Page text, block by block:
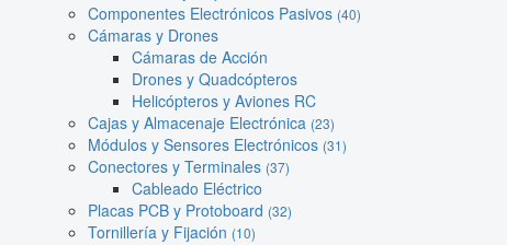
Componentes Electrónicos Pasivos (40)
Cámaras y Drones
Cámaras de Acción
Drones y Quadcópteros
Helicópteros y Aviones RC
Cajas y Almacenaje Electrónica (23)
Módulos y Sensores Electrónicos (31)
Conectores y Terminales (37)
Cableado Eléctrico
Placas PCB y Protoboard (32)
Tornillería y Fijación (10)